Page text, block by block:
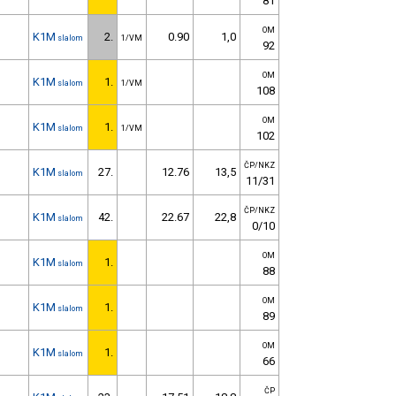
K1M slalom 2. 1/VM 0.90 1,0 OM
92
K1M slalom 1. 1/VM
OM
108
K1M slalom 1. 1/VM
OM
102
K1M slalom 27. 12.76 13,5 ČP/NKZ
11/31
K1M slalom 42. 22.67 22,8 ČP/NKZ
0/10
K1M slalom 1. OM
88
K1M slalom 1. OM
89
K1M slalom 1. OM
66
ČP